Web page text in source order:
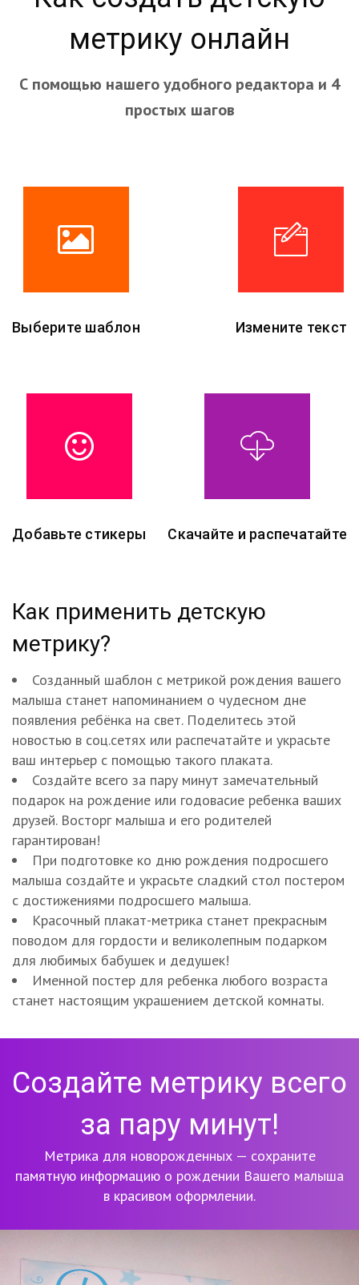
метрику онлайн
С помощью нашего удобного редактора и 4
простых шагов
Выберите шаблон Измените текст
Добавьте стикеры Скачайте и распечатайте
Как применить детскую
метрику?
Созданный шаблон с метрикой рождения вашего
малыша станет напоминанием о чудесном дне
появления ребёнка на свет. Поделитесь этой
новостью в соц.сетях или распечатайте и украсьте
ваш интерьер с помощью такого плаката.
Создайте всего за пару минут замечательный
подарок на рождение или годовасие ребенка ваших
друзей. Восторг малыша и его родителей
гарантирован!
При подготовке ко дню рождения подросшего
малыша создайте и украсьте сладкий стол постером
с достижениями подросшего малыша.
Красочный плакат-метрика станет прекрасным
поводом для гордости и великолепным подарком
для любимых бабушек и дедушек!
Именной постер для ребенка любого возраста
станет настоящим украшением детской комнаты.
Создайте метрику всего
за пару минут!
Метрика для новорожденных — сохраните
памятную информацию о рождении Вашего малыша
в красивом оформлении.